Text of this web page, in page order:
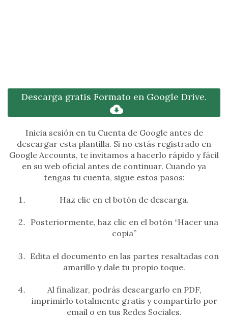
Descarga gratis Formato en Google Drive.
Inicia sesión en tu Cuenta de Google antes de
descargar esta plantilla. Si no estás registrado en
Google Accounts, te invitamos a hacerlo rápido y fácil
en su web oficial antes de continuar. Cuando ya
tengas tu cuenta, sigue estos pasos:
Haz clic en el botón de descarga.
Posteriormente, haz clic en el botón “Hacer una
copia”
Edita el documento en las partes resaltadas con
amarillo y dale tu propio toque.
Al finalizar, podrás descargarlo en PDF,
imprimirlo totalmente gratis y compartirlo por
email o en tus Redes Sociales.